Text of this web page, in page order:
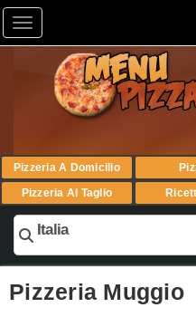
Toggle navigation
Pizzeria A Domicilio
Pizzeria Al Taglio
Italia
Pizzeria Muggio